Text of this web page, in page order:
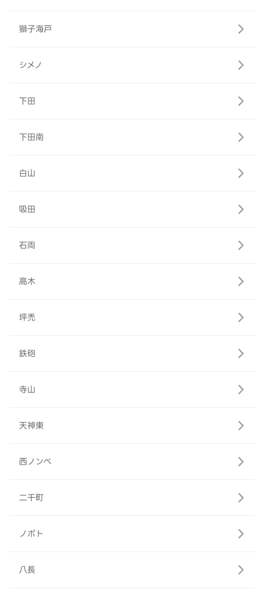
獅子海戸
シメノ
下田
下田南
白山
吸田
石両
高木
坪禿
鉄砲
寺山
天神東
西ノンベ
二千町
ノボト
八長